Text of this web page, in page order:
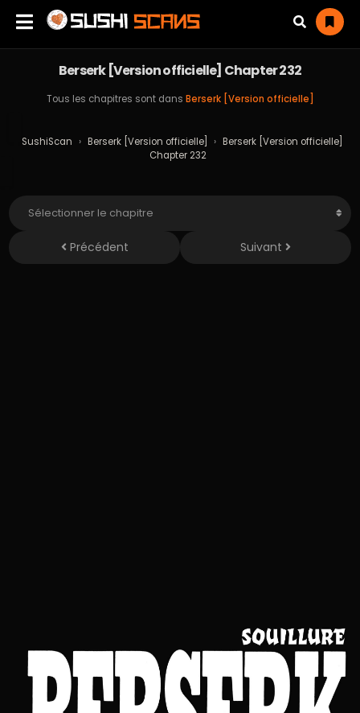
Berserk [Version officielle] Chapter 232
Tous les chapitres sont dans Berserk [Version officielle]
SushiScan › Berserk [Version officielle] › Berserk [Version officielle]
Chapter 232
Précédent Suivant